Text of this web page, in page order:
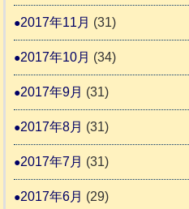
2017年11月 (31)
2017年10月 (34)
2017年9月 (31)
2017年8月 (31)
2017年7月 (31)
2017年6月 (29)